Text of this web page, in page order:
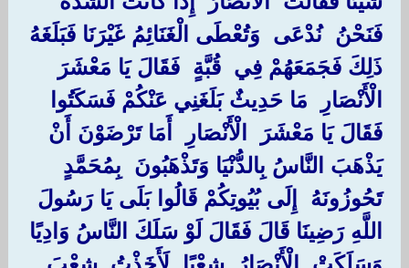
فَنَحْنُ ‏ ‏نُدْعَى ‏ ‏وَتُعْطَى الْغَنَائِمُ غَيْرَنَا فَبَلَغَهُ
ذَلِكَ فَجَمَعَهُمْ فِي ‏ ‏قُبَّةٍ ‏ ‏فَقَالَ يَا مَعْشَرَ ‏
‏الْأَنْصَارِ ‏ ‏مَا حَدِيثٌ بَلَغَنِي عَنْكُمْ فَسَكَتُوا
فَقَالَ يَا مَعْشَرَ ‏ ‏الْأَنْصَارِ ‏ ‏أَمَا تَرْضَوْنَ أَنْ
يَذْهَبَ النَّاسُ بِالدُّنْيَا وَتَذْهَبُونَ ‏ ‏بِمُحَمَّدٍ ‏
‏تَحُوزُونَهُ ‏ ‏إِلَى بُيُوتِكُمْ قَالُوا بَلَى يَا رَسُولَ
اللَّهِ رَضِينَا قَالَ فَقَالَ لَوْ سَلَكَ النَّاسُ وَادِيًا